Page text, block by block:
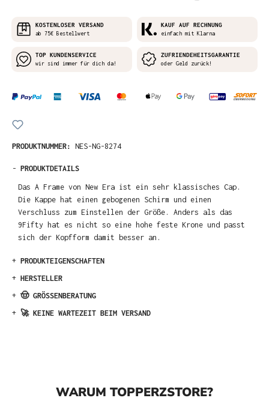
KOSTENLOSER VERSAND
ab 75€ Bestellwert
KAUF AUF RECHNUNG
einfach mit Klarna
TOP KUNDENSERVICE
wir sind immer für dich da!
ZUFRIENDEHEITSGARANTIE
oder Geld zurück!
PRODUKTNUMMER: NES-NG-8274
- PRODUKTDETAILS
Das A Frame von New Era ist ein sehr klassisches Cap.
Die Kappe hat einen gebogenen Schirm und einen
Verschluss zum Einstellen der Größe. Anders als das
9Fifty hat es nicht so eine hohe feste Krone und passt
sich der Kopfform damit besser an.
+ PRODUKTEIGENSCHAFTEN
+ HERSTELLER
+ 🤠 GRÖSSENBERATUNG
+ 🚀 KEINE WARTEZEIT BEIM VERSAND
WARUM TOPPERZSTORE?